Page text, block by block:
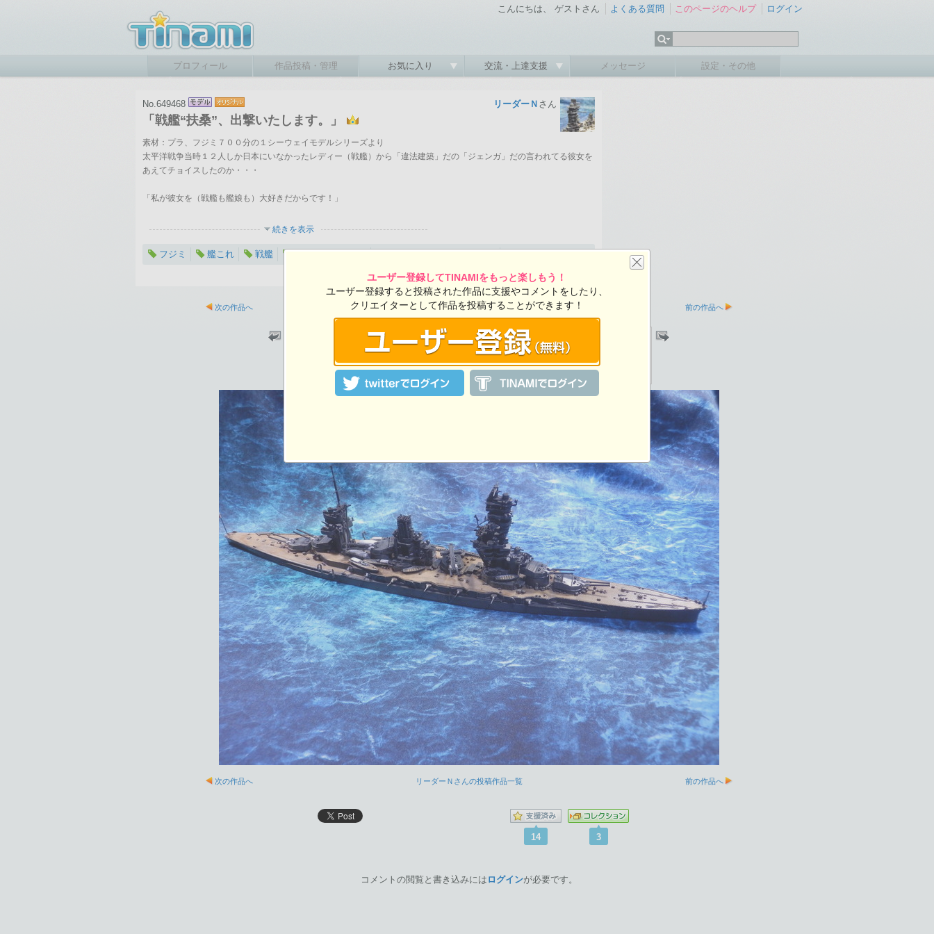
こんにちは、 ゲストさん よくある質問 このページのヘルプ ログイン
プロフィール 作品投稿・管理 お気に入り 交流・上達支援 メッセージ 設定・その他
No.649468
「戦艦“扶桑”、出撃いたします。」
リーダーＮ さん
素材：プラ、フジミ７００分の１シーウェイモデルシリーズより
太平洋戦争当時１２人しか日本にいなかったレディー（戦艦）から「違法建築」だの「ジェンガ」だの言われてる彼女を
あえてチョイスしたのか・・・
「私が彼女を（戦艦も艦娘も）大好きだからです！」
続きを表示
フジミ 艦これ 戦艦
2013-12-29 05:44:52 投稿 ／ 2048×1536ピクセル
次の作品へ リーダーＮさんの投稿作品一覧 前の作品へ
総閲覧数：1938 閲覧ユーザー数：1911
次の作品へ リーダーＮさんの投稿作品一覧 前の作品へ
14 3
コメントの閲覧と書き込みには ログインが必要です。
ユーザー登録してTINAMIをもっと楽しもう！
ユーザー登録すると投稿された作品に支援やコメントをしたり、
クリエイターとして作品を投稿することができます！